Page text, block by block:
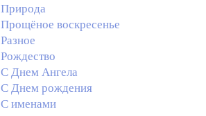
Природа
Прощёное воскресенье
Разное
Рождество
С Днем Ангела
С Днем рождения
С именами